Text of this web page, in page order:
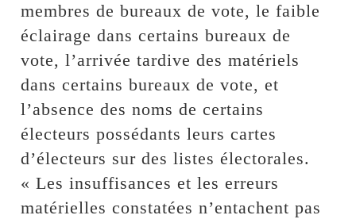
membres de bureaux de vote, le faible
éclairage dans certains bureaux de
vote, l’arrivée tardive des matériels
dans certains bureaux de vote, et
l’absence des noms de certains
électeurs possédants leurs cartes
d’électeurs sur des listes électorales.
« Les insuffisances et les erreurs
matérielles constatées n’entachent pas